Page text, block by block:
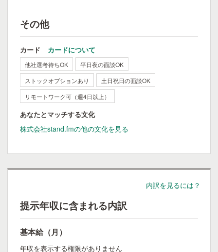
その他
カード カードについて
他社選考待ちOK
平日夜の面談OK
ストックオプションあり
土日祝日の面談OK
リモートワーク可（週4日以上）
あなたとマッチする文化
株式会社stand.fmの他の文化を見る
内訳を見るには？
提示年収に含まれる内訳
基本給（月）
年収を表示する権限がありません